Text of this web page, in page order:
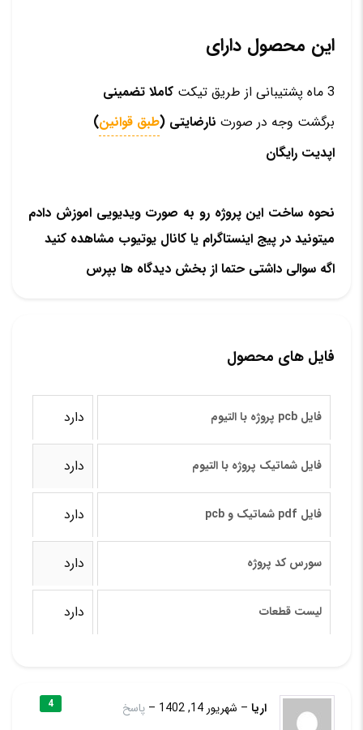
این محصول دارای
3 ماه پشتیبانی از طریق تیکت
کاملا تضمینی
برگشت وجه در صورت نارضایتی (طبق قوانین)
اپدیت رایگان
نحوه ساخت این پروژه رو به صورت ویدیویی اموزش دادم
میتونید در پیج اینستاگرام یا کانال یوتیوب مشاهده کنید
اگه سوالی داشتی حتما از بخش دیدگاه ها بپرس
فایل های محصول
فایل pcb پروژه با التیوم دارد
فایل شماتیک پروژه با التیوم دارد
فایل pdf شماتیک و pcb دارد
سورس کد پروژه دارد
لیست قطعات دارد
4 اریا – شهریور 14, 1402 – پاسخ